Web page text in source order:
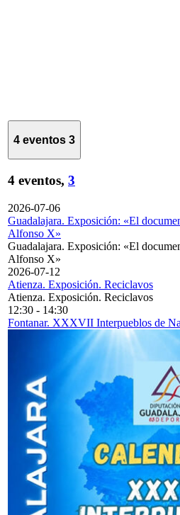
4 eventos 3
4 eventos, 3
2026-07-06
Guadalajara. Exposición: «El
Alfonso X»
Guadalajara. Exposición: «El
Alfonso X»
2026-07-12
Atienza. Exposición. Reciclavos
Atienza. Exposición. Reciclavos
12:30 - 14:30
Fontanar. XXXVII Interpueblos de